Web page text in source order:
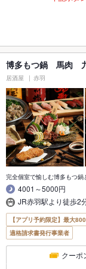
博多もつ鍋 馬肉
居酒屋 赤羽
完全個室で愉しむ博多もつ鍋
4001～5000円
JR赤羽駅より徒歩2
【アプリ予約限定】最大
適格請求書発行事業者
クーポ